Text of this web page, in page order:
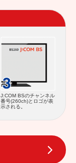
J:COM BSのチャンネル
番号(260ch)とロゴが表
示される。